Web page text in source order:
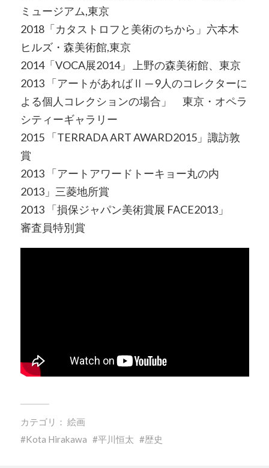
ミュージアム,東京
2018「カタストロフと美術のちから」六本木
ヒルズ・森美術館,東京
2014「VOCA展2014」 上野の森美術館、東京
2013 「アートがあればⅡ ─ 9人のコレクターに
よる個人コレクションの場合」 東京・オペラ
シティーギャラリー
2015 「TERRADA ART AWARD2015」諏訪敦
賞
2013 「アートアワードトーキョー丸の内
2013」三菱地所賞
2013 「損保ジャパン美術賞展 FACE2013」
審査員特別賞
カテゴリ： 絵画
Kota Hirakawa
平川恒太 歴史